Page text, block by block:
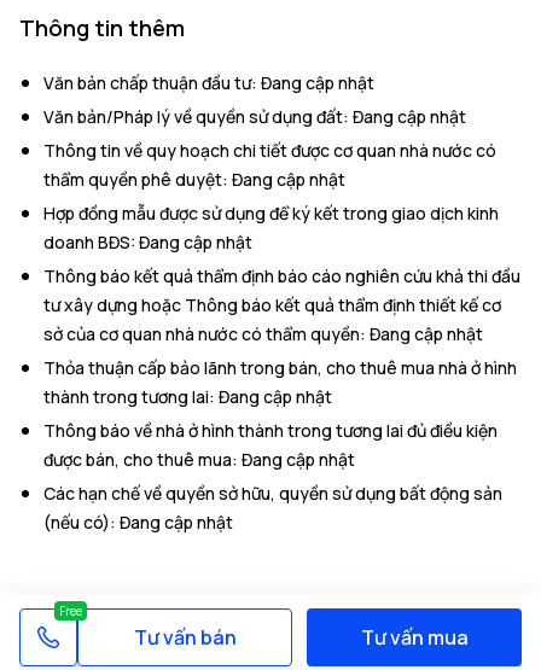
Thông tin thêm
Văn bản chấp thuận đầu tư: Đang cập nhật
Văn bản/Pháp lý về quyền sử dụng đất: Đang cập nhật
Thông tin về quy hoạch chi tiết được cơ quan nhà nước có
thẩm quyền phê duyệt: Đang cập nhật
Hợp đồng mẫu được sử dụng để ký kết trong giao dịch kinh
doanh BĐS: Đang cập nhật
Thông báo kết quả thẩm định báo cáo nghiên cứu khả thi đầu
tư xây dựng hoặc Thông báo kết quả thẩm định thiết kế cơ
sở của cơ quan nhà nước có thẩm quyền: Đang cập nhật
Thỏa thuận cấp bảo lãnh trong bán, cho thuê mua nhà ở hình
thành trong tương lai: Đang cập nhật
Thông báo về nhà ở hình thành trong tương lai đủ điều kiện
được bán, cho thuê mua: Đang cập nhật
Các hạn chế về quyền sở hữu, quyền sử dụng bất động sản
(nếu có): Đang cập nhật
Free
Tư vấn bán Tư vấn mua